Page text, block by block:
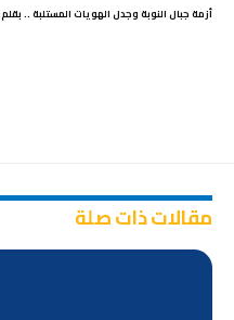
أزمة جبال النوبة وجدل الهويات المستلبة ..
مقالات ذات صلة